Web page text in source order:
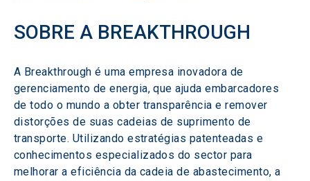
SOBRE A BREAKTHROUGH
A Breakthrough é uma empresa inovadora de
gerenciamento de energia, que ajuda embarcadores
de todo o mundo a obter transparência e remover
distorções de suas cadeias de suprimento de
transporte. Utilizando estratégias patenteadas e
conhecimentos especializados do sector para
melhorar a eficiência da cadeia de abastecimento, a